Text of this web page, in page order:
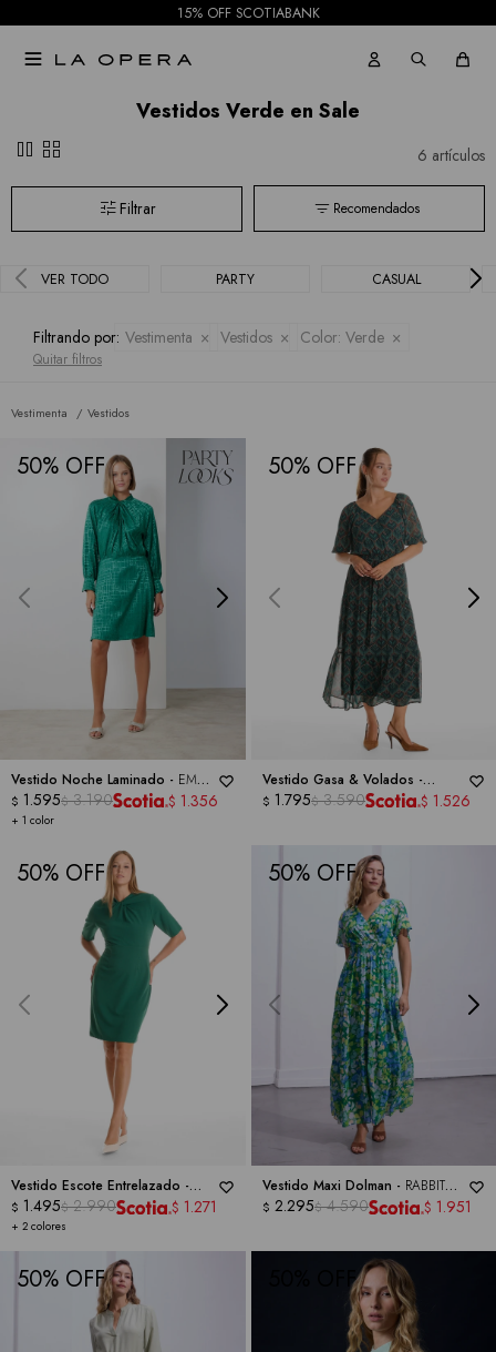
15% OFF SCOTIABANK

Vestidos Verde en Sale
pause grid_view 6 artículos
Recomendados
VER TODO PARTY CASUAL
Filtrando por: Vestimenta Vestidos Color: Verde
Quitar filtros
Vestimenta Vestidos
50
Vestido Noche Laminado - EMMA
& MICHELE
+ 1 color
$ 1.595$ 3.190 $ 1.356
50
Vestido Gasa & Volados -
SECRET CHARM BY LUXOLOGY
$ 1.795$ 3.590 $ 1.526
50
Vestido Escote Entrelazado -
EMMA & MICHELE
+ 2 colores
$ 1.495$ 2.990 $ 1.271
50
Vestido Maxi Dolman - RABBIT
DESIGNS
$ 2.295$ 4.590 $ 1.951
50